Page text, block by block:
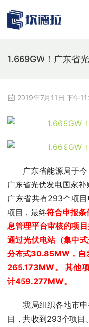
1.669GW！广东省
2019年7月11日 下午
广东省能源局于
广东省光伏发电国家
广东省共有293个项
项目，最终符合申报条
息管理平台审核的项
通过光伏电站（集中
分布式30.85MW，自
265.173MW。
其他
计459.277MW。
我局组织各地市
目，共收到293个项目